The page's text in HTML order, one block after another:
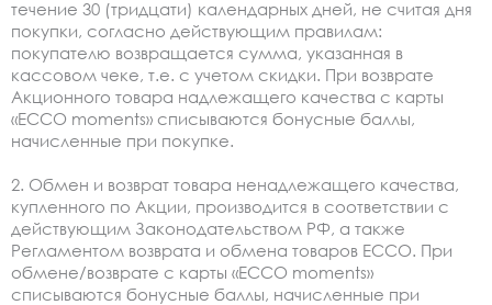
течение 30 (тридцати) календарных дней, не считая дня
покупки, согласно действующим правилам:
покупателю возвращается сумма, указанная в
кассовом чеке, т.е. с учетом скидки. При возврате
Акционного товара надлежащего качества с карты
«ЕССО moments» списываются бонусные баллы,
начисленные при покупке.
2. Обмен и возврат товара ненадлежащего качества,
купленного по Акции, производится в соответствии с
действующим Законодательством РФ, а также
Регламентом возврата и обмена товаров ECCO. При
обмене/возврате с карты «ЕССО moments»
списываются бонусные баллы, начисленные при